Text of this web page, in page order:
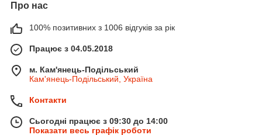
Про нас
100% позитивних з 1006 відгуків за рік
Працює з 04.05.2018
м. Кам'янець-Подільський
Кам'янець-Подільський, Україна
Контакти
Сьогодні працює з 09:30 до 14:00
Показати весь графік роботи